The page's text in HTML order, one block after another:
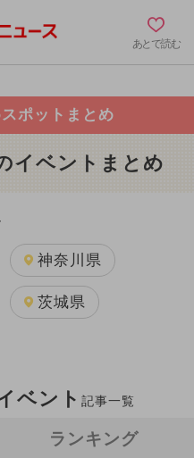
あとで読む
ポットまとめ
イベントまとめ
神奈川県
茨城県
ベント記事一覧
ランキング